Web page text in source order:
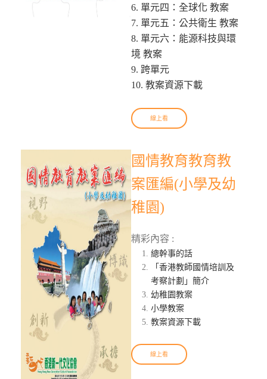
6. 單元四：全球化 教案
7. 單元五：公共衛生 教案
8. 單元六：能源科技與環
境 教案
9. 跨單元
10. 教案資源下載
線上看
國情教育教育教
案匯編(小學及幼
稚園)
精彩內容 :
總幹事的話
「香港教師國情培訓及
考察計劃」簡介
幼稚園教案
小學教案
教案資源下載
線上看